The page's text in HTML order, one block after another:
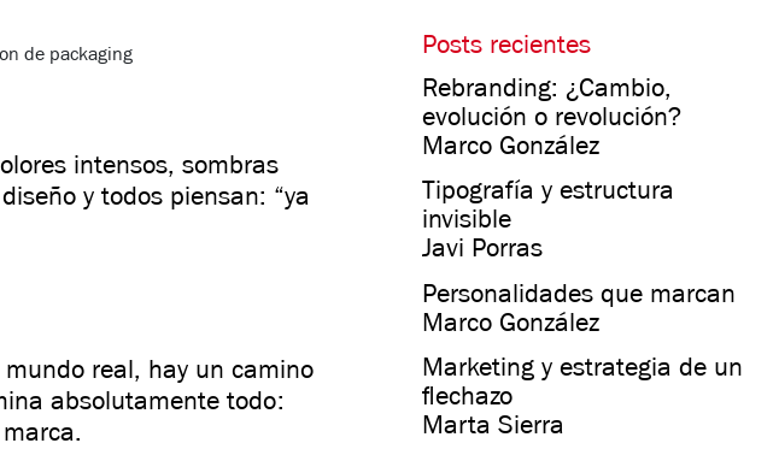
intensos, sombras
y todos piensan: “ya
real, hay un camino
absolutamente todo:
Posts recientes
Rebranding: ¿Cambio,
evolución o revolución?
Marco González
Tipografía y estructura
invisible
Javi Porras
Personalidades que marcan
Marco González
Marketing y estrategia de un
flechazo
Marta Sierra